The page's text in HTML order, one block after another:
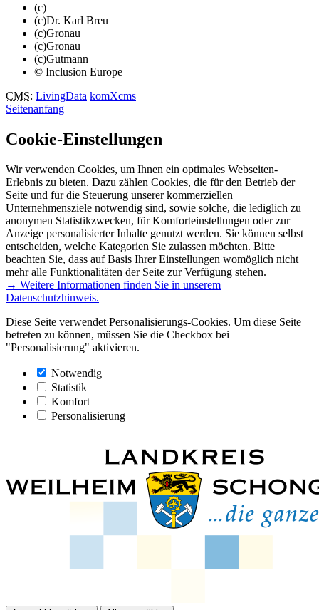
(c)
(c)Dr. Karl Breu
(c)Gronau
(c)Gronau
(c)Gutmann
© Inclusion Europe
CMS: LivingData komXcms
Seitenanfang
Cookie-Einstellungen
Wir verwenden Cookies, um Ihnen ein optimales Webseiten-
Erlebnis zu bieten. Dazu zählen Cookies, die für den Betrieb der
Seite und für die Steuerung unserer kommerziellen
Unternehmensziele notwendig sind, sowie solche, die lediglich zu
anonymen Statistikzwecken, für Komforteinstellungen oder zur
Anzeige personalisierter Inhalte genutzt werden. Sie können selbst
entscheiden, welche Kategorien Sie zulassen möchten. Bitte
beachten Sie, dass auf Basis Ihrer Einstellungen womöglich nicht
mehr alle Funktionalitäten der Seite zur Verfügung stehen.
→ Weitere Informationen finden Sie in unserem
Datenschutzhinweis.
Diese Seite verwendet Personalisierungs-Cookies. Um diese Seite
betreten zu können, müssen Sie die Checkbox bei
"Personalisierung" aktivieren.
Notwendig
Statistik
Komfort
Personalisierung